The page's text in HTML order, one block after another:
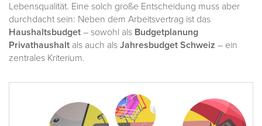
Lebensqualität. Eine solch große Entscheidung muss aber
durchdacht sein: Neben dem Arbeitsvertrag ist das
Haushaltsbudget – sowohl als Budgetplanung
Privathaushalt als auch als Jahresbudget Schweiz – ein
zentrales Kriterium.